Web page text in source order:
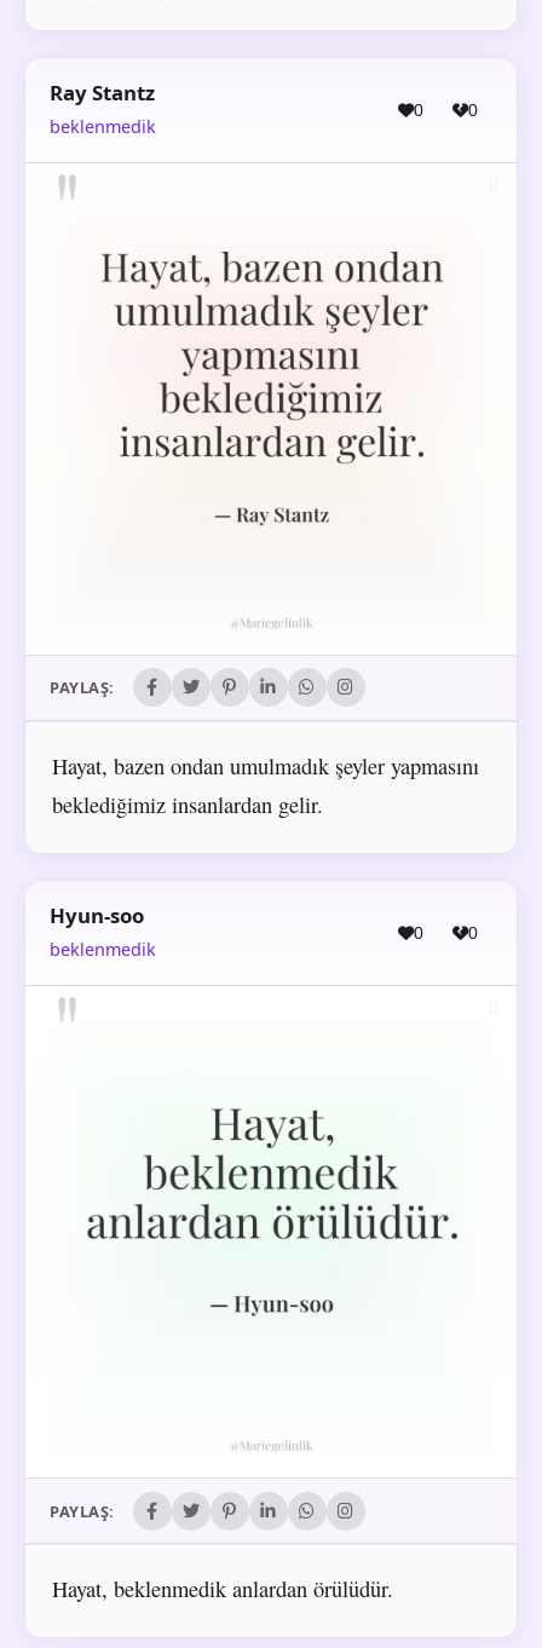
Ray Stantz
beklenmedik
0 0
PAYLAŞ:
Hayat, bazen ondan umulmadık şeyler yapmasını
beklediğimiz insanlardan gelir.
Hyun-soo
beklenmedik
0 0
PAYLAŞ:
Hayat, beklenmedik anlardan örülüdür.